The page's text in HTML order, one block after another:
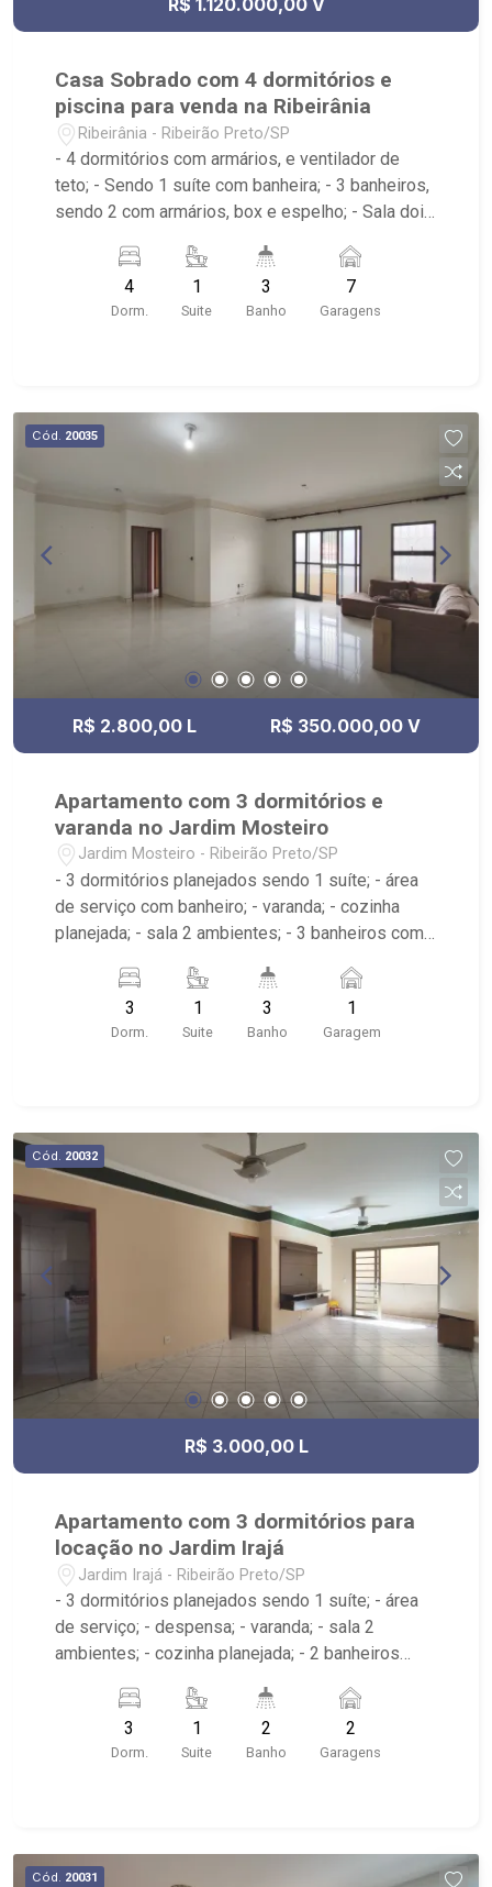
R$ 1.120.000,00 V
Casa Sobrado com 4 dormitórios e
piscina para venda na Ribeirânia
Ribeirânia - Ribeirão Preto/SP
- 4 dormitórios com armários, e ventilador de
teto; - Sendo 1 suíte com banheira; - 3 banheiros,
sendo 2 com armários, box e espelho; - Sala dois
tradicional planejada; - Despensa; - Área de
serviço; - Varanda; - Lavabo; - Piscina com
hidromassagem e prainha; - Aquecimento solar; -
Picanha Restaurante & Chopperia
4
Dorm.
1
Suite
3
Banho
7
Garagens
Cód. 20035
R$ 2.800,00 L R$ 350.000,00 V
Apartamento com 3 dormitórios e
varanda no Jardim Mosteiro
Jardim Mosteiro - Ribeirão Preto/SP
- 3 dormitórios planejados sendo 1 suíte; - área
de serviço com banheiro; - varanda; - cozinha
planejada; - sala 2 ambientes; - 3 banheiros com
próximo ao Shopping Santa Ursula, Bar do
Nelson, Stone Wall
3
Dorm.
1
Suite
3
Banho
1
Garagem
Cód. 20032
R$ 3.000,00 L
Apartamento com 3 dormitórios para
locação no Jardim Irajá
Jardim Irajá - Ribeirão Preto/SP
- 3 dormitórios planejados sendo 1 suíte; - área
de serviço; - despensa; - varanda; - sala 2
ambientes; - cozinha planejada; - 2 banheiros
Josemar Grill, Jasmin Restaurante, Burguer King
3
Dorm.
1
Suite
2
Banho
2
Garagens
Cód. 20031